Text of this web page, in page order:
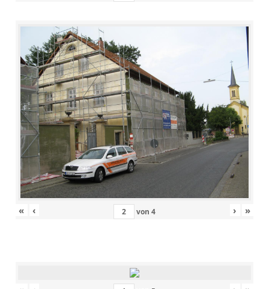
« ‹ von 4 › »